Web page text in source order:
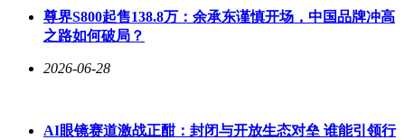
尊界S800起售138.8万：余承东谨慎开场，中国品牌冲高
之路如何破局？
2026-06-28
AI眼镜赛道激战正酣：封闭与开放生态对垒 谁能引领行